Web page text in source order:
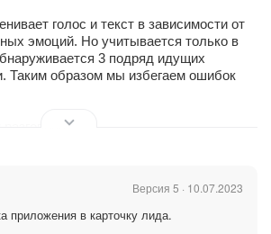
голос и текст в зависимости от
эмоций. Но учитывается только в
3 подряд идущих
Таким образом мы избегаем ошибок
Версия 5 · 10.07.2023
приложения в карточку лида.